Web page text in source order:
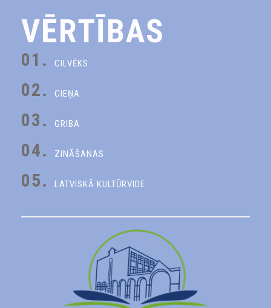
VĒRTĪBAS
01. CILVĒKS
02. CIEŅA
03. GRIBA
04. ZINĀŠANAS
05. LATVISKĀ KULTŪRVIDE